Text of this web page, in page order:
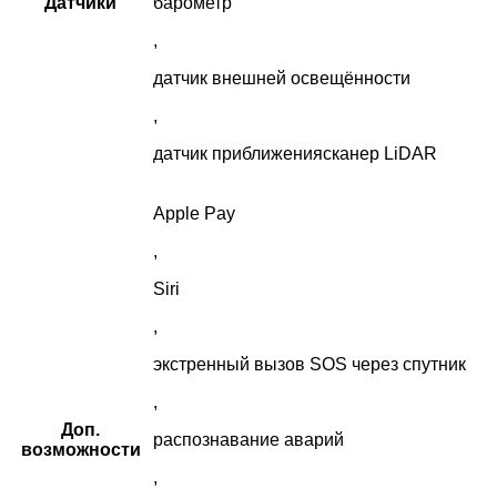
,
датчик внешней освещённости
,
датчик приближениясканер LiDAR
Доп.
возможности
Apple Pay
,
Siri
,
экстренный вызов SOS через спутник
,
распознавание аварий
,